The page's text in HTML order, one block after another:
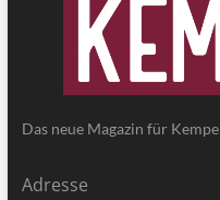
Das neue Magazin für
Adresse